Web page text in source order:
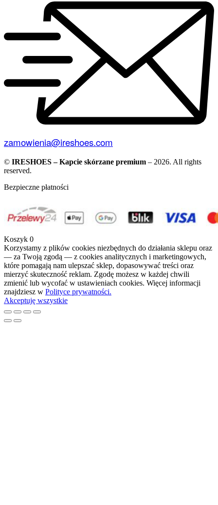
zamowienia@ireshoes.com
© IRESHOES – Kapcie skórzane premium – 2026. All rights
reserved.
Bezpieczne płatności
Koszyk 0
Korzystamy z plików cookies niezbędnych do działania sklepu oraz
— za Twoją zgodą — z cookies analitycznych i marketingowych,
które pomagają nam ulepszać sklep, dopasowywać treści oraz
mierzyć skuteczność reklam. Zgodę możesz w każdej chwili
zmienić lub wycofać w ustawieniach cookies. Więcej informacji
znajdziesz w Polityce prywatności.
Akceptuję wszystkie